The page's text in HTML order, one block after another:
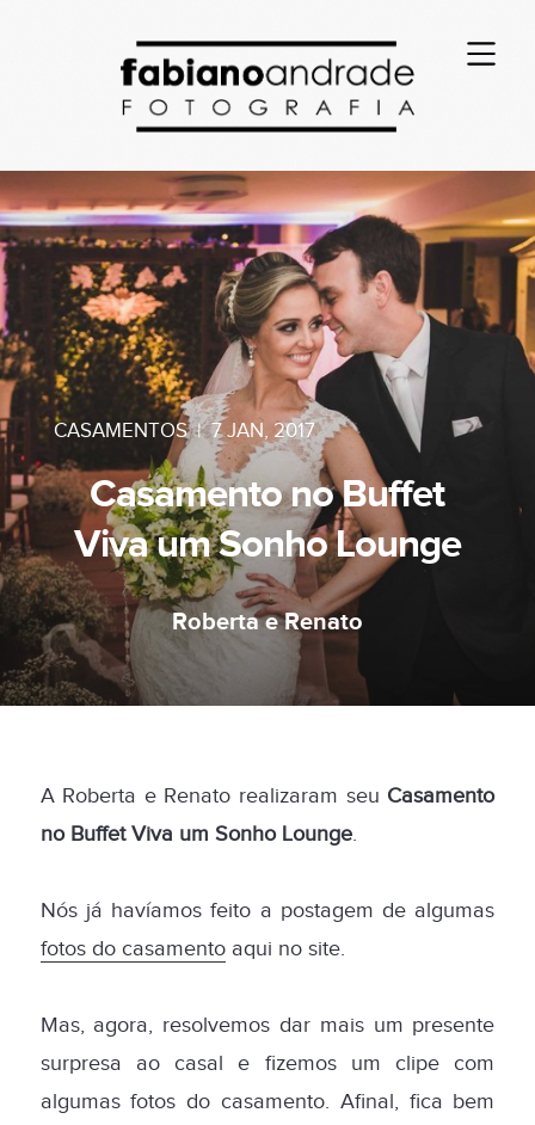
CASAMENTOS|7 JAN, 2017
Casamento no Buffet
Viva um Sonho Lounge
Roberta e Renato
A Roberta e Renato realizaram seu Casamento
no Buffet Viva um Sonho Lounge.
Nós já havíamos feito a postagem de algumas
fotos do casamentoaqui no site.
Mas, agora, resolvemos dar mais um presente
surpresa ao casal e fizemos um clipe com
algumas fotos do casamento. Afinal, fica bem